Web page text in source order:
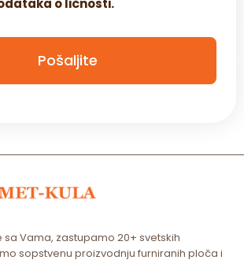
Pošaljite
Vama, zastupamo 20+ svetskih
sopstvenu proizvodnju furniranih ploča i